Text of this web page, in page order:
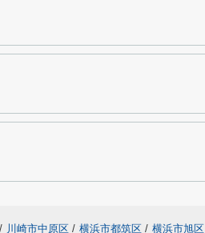
/ 川崎市中原区 / 横浜市都筑区 / 横浜市旭区